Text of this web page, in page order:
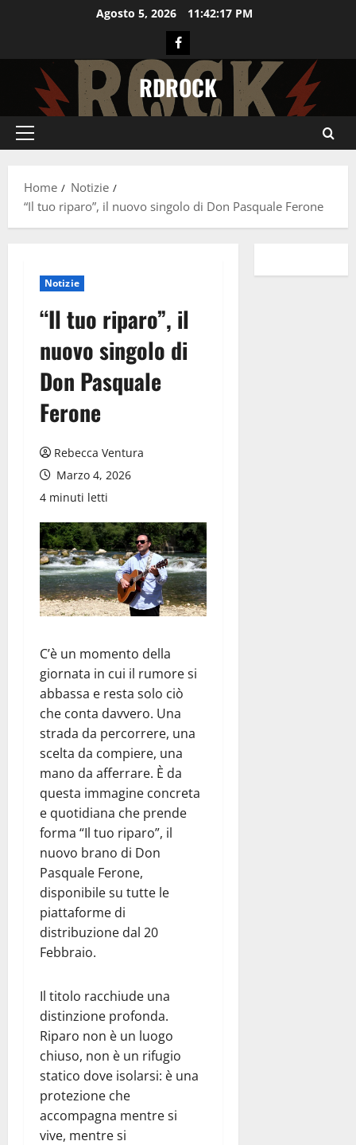
Agosto 5, 2026 11:42:17 PM
Facebook
RDROCK
Menu
Home
Notizie
“Il tuo riparo”, il nuovo singolo di Don Pasquale Ferone
Notizie
“Il tuo riparo”, il
nuovo singolo di
Don Pasquale
Ferone
Rebecca Ventura
Marzo 4, 2026
4 minuti letti
C’è un momento della
giornata in cui il rumore si
abbassa e resta solo ciò
che conta davvero. Una
strada da percorrere, una
scelta da compiere, una
mano da afferrare. È da
questa immagine concreta
e quotidiana che prende
forma “Il tuo riparo”, il
nuovo brano di Don
Pasquale Ferone,
disponibile su tutte le
piattaforme di
distribuzione dal 20
Febbraio.
Il titolo racchiude una
distinzione profonda.
Riparo non è un luogo
chiuso, non è un rifugio
statico dove isolarsi: è una
protezione che
accompagna mentre si
vive, mentre si